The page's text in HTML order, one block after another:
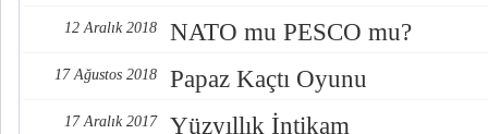
12 Aralık 2018 NATO mu PESCO mu?
17 Ağustos 2018 Papaz Kaçtı Oyunu
17 Aralık 2017 Yüzyıllık İntikam